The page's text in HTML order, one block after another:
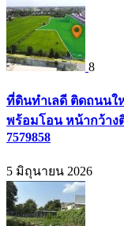
8
ที่ดินทำเลดี ติดถนนใ
พร้อมโอน หน้ากว้าง
7579858
5 มิถุนายน 2026